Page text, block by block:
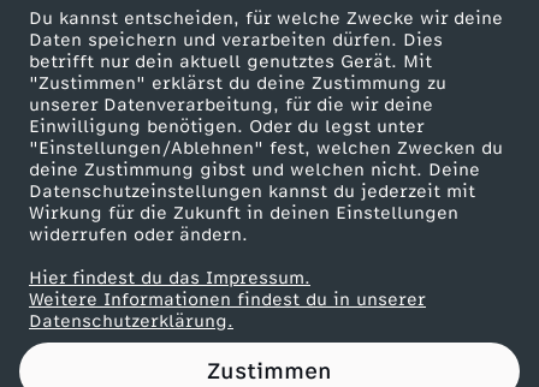
Du kannst entscheiden, für welche Zwecke wir deine
Daten speichern und verarbeiten dürfen. Dies
betrifft nur dein aktuell genutztes Gerät. Mit
"Zustimmen" erklärst du deine Zustimmung zu
unserer Datenverarbeitung, für die wir deine
Einwilligung benötigen. Oder du legst unter
"Einstellungen/Ablehnen" fest, welchen Zwecken du
deine Zustimmung gibst und welchen nicht. Deine
Datenschutzeinstellungen kannst du jederzeit mit
Wirkung für die Zukunft in deinen Einstellungen
widerrufen oder ändern.
Hier findest du das Impressum.
Weitere Informationen findest du in unserer
Datenschutzerklärung.
Zustimmen
e
n
H
i
n
d
ZDF goes Schule
Werbefernsehen
Mainzelmännchen
Partner